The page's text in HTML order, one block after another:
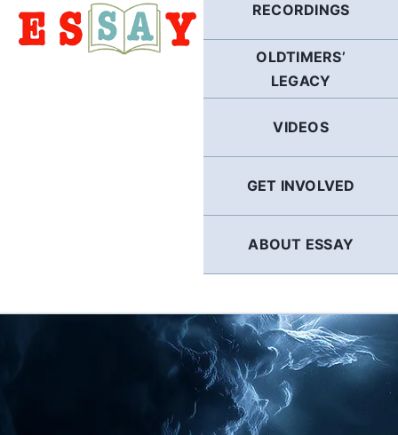
RECORDINGS
OLDTIMERS’
LEGACY
VIDEOS
GET INVOLVED
ABOUT ESSAY